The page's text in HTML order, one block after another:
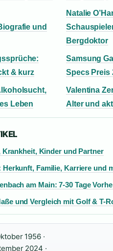
und
Natalie
Bergdoktor
& kurz
Samsung
Specs Preis
Leben
Valentina
Alter und
Krankheit, Kinder und Partner
Familie, Karriere und
am Main: 7-30 Tage
und Vergleich mit Golf & T-
1956 ·
2024 ·